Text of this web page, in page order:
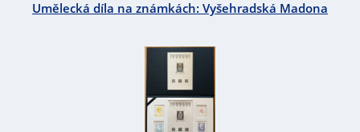
Umělecká díla na známkách: Vyšehradská Madona